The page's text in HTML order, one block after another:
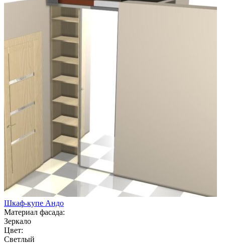
Шкаф-купе Андо
Материал фасада:
Зеркало
Цвет:
Светлый